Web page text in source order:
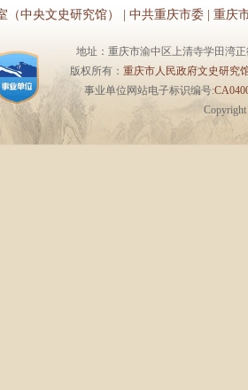
（中央文史研究馆） 中共重庆市委 重庆
地址：重庆市渝中区上清寺学田湾
版权所有： 重庆市人民政府文史研究
事业单位网站电子标识编号: